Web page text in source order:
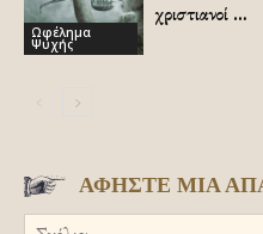
Ωφέλημα
Ψυχής
χριστιανοί …
ΑΦΗΣΤΕ ΜΙΑ